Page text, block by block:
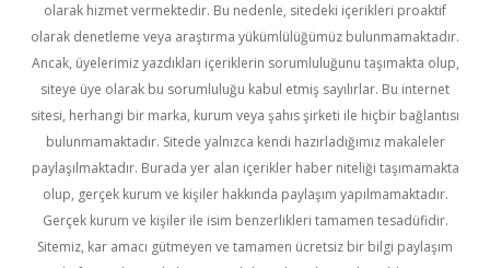
olarak hizmet vermektedir. Bu nedenle, sitedeki içerikleri proaktif
olarak denetleme veya araştırma yükümlülüğümüz bulunmamaktadır.
Ancak, üyelerimiz yazdıkları içeriklerin sorumluluğunu taşımakta olup,
siteye üye olarak bu sorumluluğu kabul etmiş sayılırlar. Bu internet
sitesi, herhangi bir marka, kurum veya şahıs şirketi ile hiçbir bağlantısı
bulunmamaktadır. Sitede yalnızca kendi hazırladığımız makaleler
paylaşılmaktadır. Burada yer alan içerikler haber niteliği taşımamakta
olup, gerçek kurum ve kişiler hakkında paylaşım yapılmamaktadır.
Gerçek kurum ve kişiler ile isim benzerlikleri tamamen tesadüfidir.
Sitemiz, kar amacı gütmeyen ve tamamen ücretsiz bir bilgi paylaşım